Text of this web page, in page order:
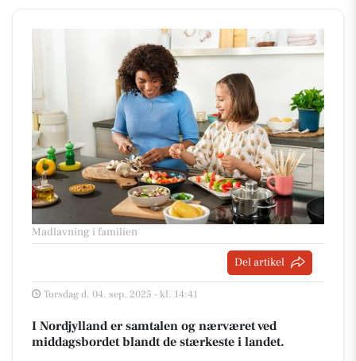
Madlavning i familien
Del artikel
Torsdag d. 04. sep. 2025 - kl. 14:41
I Nordjylland er samtalen og nærværet ved
middagsbordet blandt de stærkeste i landet.